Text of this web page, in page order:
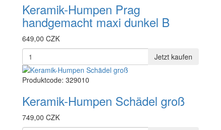
Keramik-Humpen Prag
handgemacht maxi dunkel B
649,00 CZK
Jetzt kaufen
Produktcode: 329010
Keramik-Humpen Schädel groß
749,00 CZK